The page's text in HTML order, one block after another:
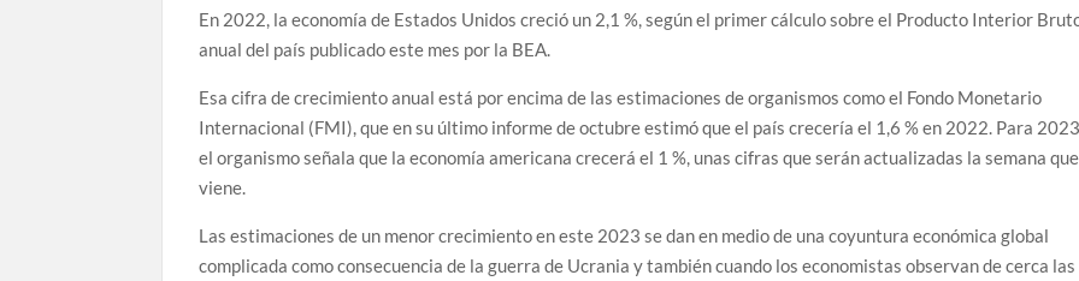
En 2022, la economía de Estados Unidos creció un 2,1 %, según el primer cálculo sobre el Producto Interior
anual del país publicado este mes por la BEA.
Esa cifra de crecimiento anual está por encima de las estimaciones de organismos como el Fondo Monetario
Internacional (FMI), que en su último informe de octubre estimó que el país crecería el 1,6 % en 2022. Para
el organismo señala que la economía americana crecerá el 1 %, unas cifras que serán actualizadas la semana que
viene.
Las estimaciones de un menor crecimiento en este 2023 se dan en medio de una coyuntura económica global
complicada como consecuencia de la guerra de Ucrania y también cuando los economistas observan de cerca las